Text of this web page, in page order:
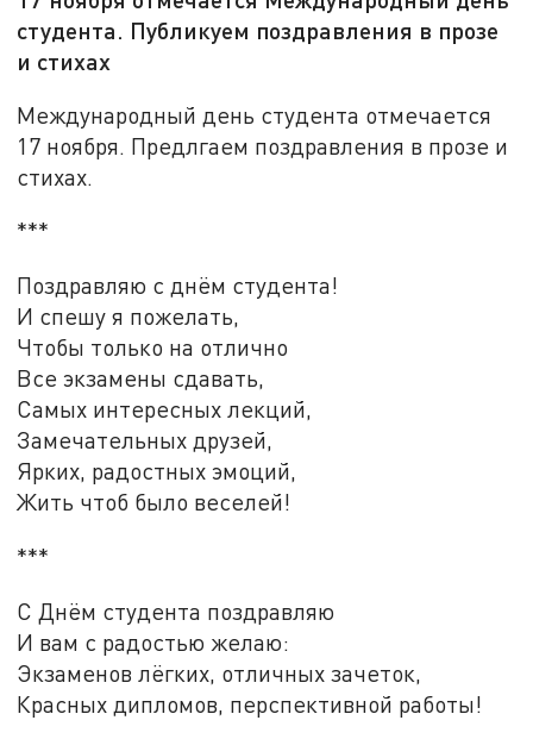
студента. Публикуем поздравления в прозе
и стихах
Международный день студента отмечается
17 ноября. Предлгаем поздравления в прозе и
стихах.
***
Поздравляю с днём студента!
И спешу я пожелать,
Чтобы только на отлично
Все экзамены сдавать,
Самых интересных лекций,
Замечательных друзей,
Ярких, радостных эмоций,
Жить чтоб было веселей!
***
С Днём студента поздравляю
И вам с радостью желаю:
Экзаменов лёгких, отличных зачеток,
Красных дипломов, перспективной работы!